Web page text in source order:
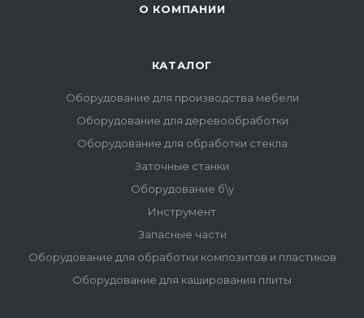
О КОМПАНИИ
КАТАЛОГ
Оборудование для производства мебели
Оборудование для деревообработки
Оборудование для обработки стекла
Заточные станки
Оборудование б\у
Инструмент
Запасные части
Оборудование для обработки композитов и пластиков
Оборудование для каширования плиты